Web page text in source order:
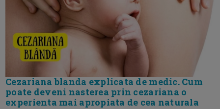
Cezariana blanda explicata de medic. Cum
poate deveni nasterea prin cezariana o
experienta mai apropiata de cea naturala